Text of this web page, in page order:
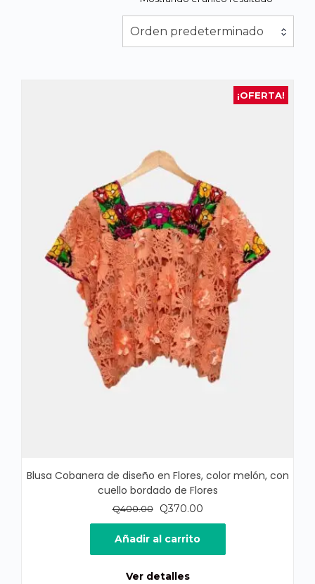
Orden predeterminado
¡OFERTA!
Blusa Cobanera de diseño en Flores, color melón, con
cuello bordado de Flores
Q400.00
El
precio
original
era:
Q370.00El
precio
es:
Añadir al carrito
Ver detalles